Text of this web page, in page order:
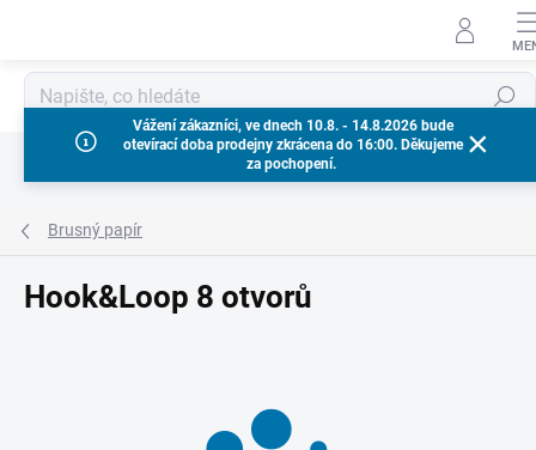
Vážení zákazníci, ve dnech 10.8. - 14.8.2026 bude
otevírací doba prodejny zkrácena do 16:00. Děkujeme
za pochopení.
Hledat
Brusný papír
Hook&Loop 8 otvorů